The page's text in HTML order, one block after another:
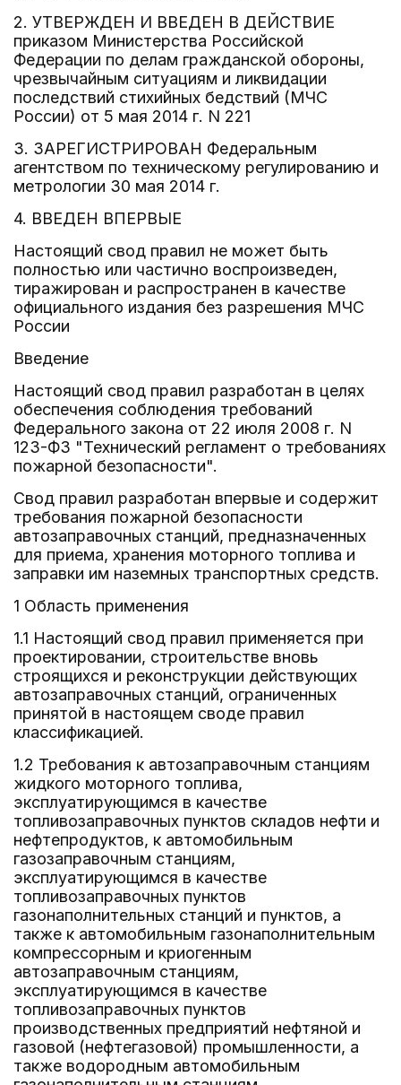
2. УТВЕРЖДЕН И ВВЕДЕН В ДЕЙСТВИЕ
приказом Министерства Российской
Федерации по делам гражданской обороны,
чрезвычайным ситуациям и ликвидации
последствий стихийных бедствий (МЧС
России) от 5 мая 2014 г. N 221
3. ЗАРЕГИСТРИРОВАН Федеральным
агентством по техническому регулированию и
метрологии 30 мая 2014 г.
4. ВВЕДЕН ВПЕРВЫЕ
Настоящий свод правил не может быть
полностью или частично воспроизведен,
тиражирован и распространен в качестве
официального издания без разрешения МЧС
России
Введение
Настоящий свод правил разработан в целях
обеспечения соблюдения требований
Федерального закона от 22 июля 2008 г. N
123-ФЗ "Технический регламент о требованиях
пожарной безопасности".
Свод правил разработан впервые и содержит
требования пожарной безопасности
автозаправочных станций, предназначенных
для приема, хранения моторного топлива и
заправки им наземных транспортных средств.
1 Область применения
1.1 Настоящий свод правил применяется при
проектировании, строительстве вновь
строящихся и реконструкции действующих
автозаправочных станций, ограниченных
принятой в настоящем своде правил
классификацией.
1.2 Требования к автозаправочным станциям
жидкого моторного топлива,
эксплуатирующимся в качестве
топливозаправочных пунктов складов нефти и
нефтепродуктов, к автомобильным
газозаправочным станциям,
эксплуатирующимся в качестве
топливозаправочных пунктов
газонаполнительных станций и пунктов, а
также к автомобильным газонаполнительным
компрессорным и криогенным
автозаправочным станциям,
эксплуатирующимся в качестве
топливозаправочных пунктов
производственных предприятий нефтяной и
газовой (нефтегазовой) промышленности, а
также водородным автомобильным